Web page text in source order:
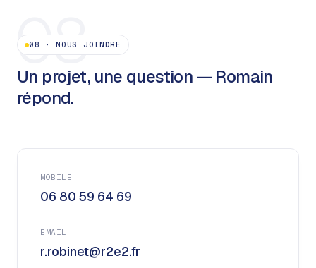
08
08 ·NOUS JOINDRE
Un projet, une question — Romain
répond.
MOBILE
06 80 59 64 69
EMAIL
r.robinet@r2e2.fr